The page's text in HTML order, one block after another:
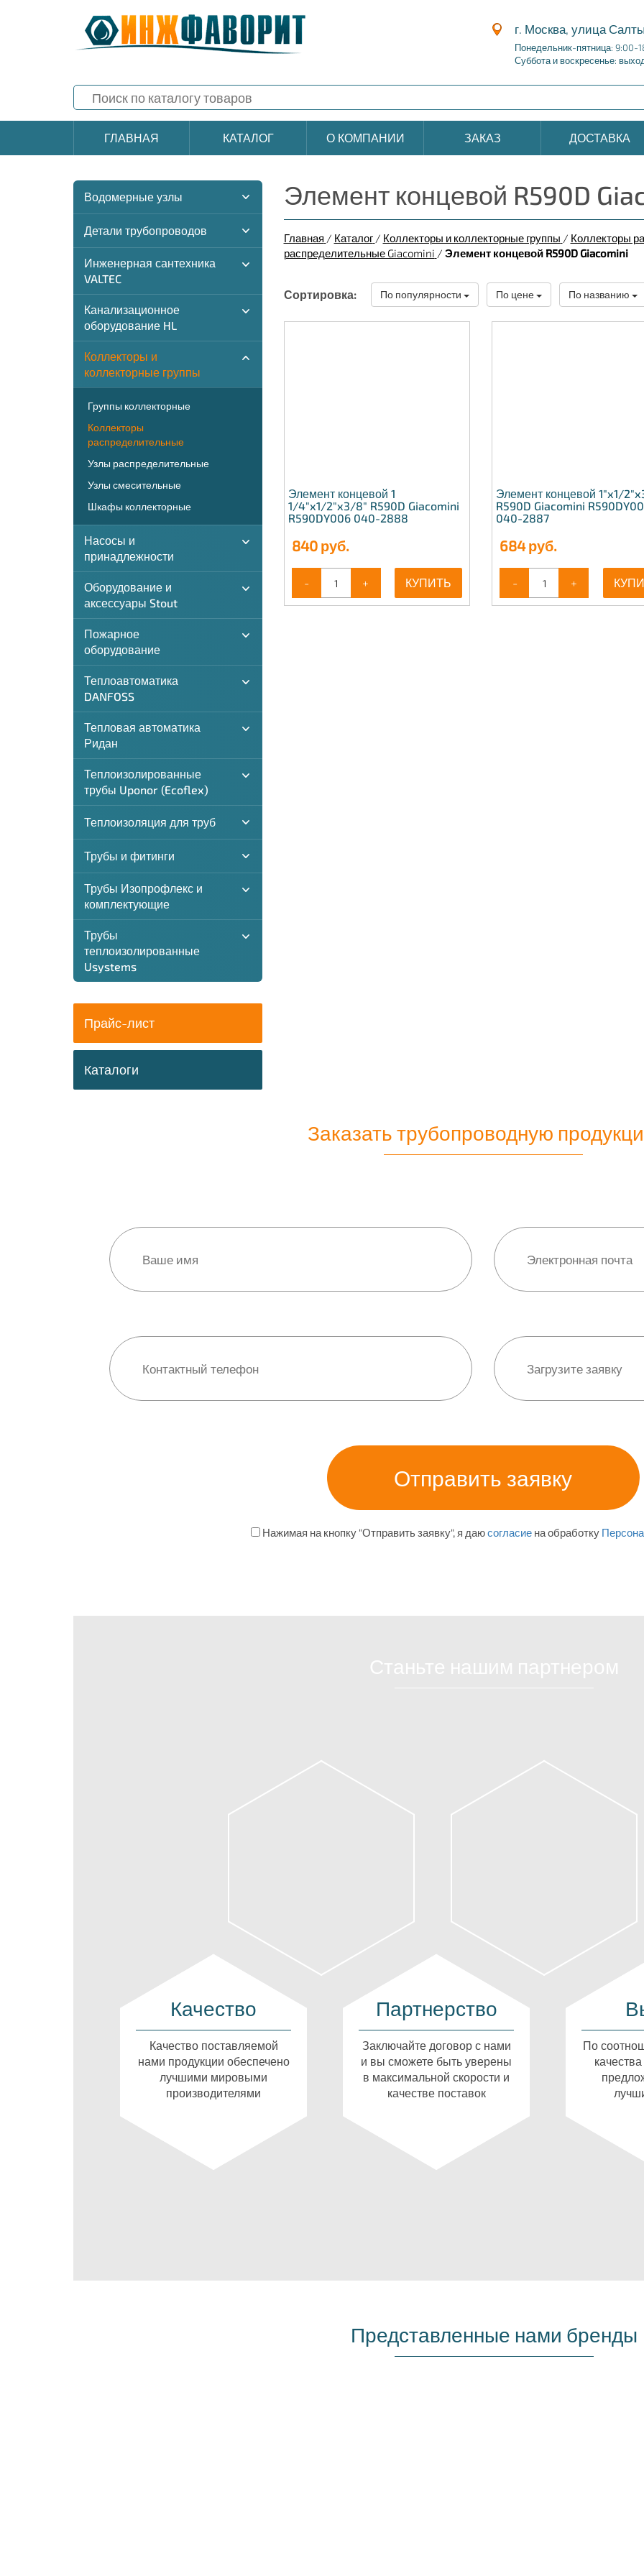
г. Москва, улица
Понедельник-пятница: 9:00-
Суббота и воскресенье:
ГЛАВНАЯ КАТАЛОГ О КОМПАНИИ ЗАКАЗ ДОСТАВКА
Водомерные узлы
Детали трубопроводов
Инженерная сантехника
VALTEC
Канализационное
оборудование HL
Коллекторы и
коллекторные группы
Группы коллекторные
Коллекторы
распределительные
Узлы распределительные
Узлы смесительные
Шкафы коллекторные
Насосы и
принадлежности
Оборудование и
аксессуары Stout
Пожарное
оборудование
Теплоавтоматика
DANFOSS
Тепловая автоматика
Ридан
Теплоизолированные
трубы Uponor (Ecoflex)
Теплоизоляция для труб
Трубы и фитинги
Трубы Изопрофлекс и
комплектующие
Трубы
теплоизолированные
Usystems
Прайс-лист
Каталоги
Элемент концевой R590D
Главная / Каталог / Коллекторы и коллекторные группы / Коллекторы
распределительные Giacomini / Элемент концевой R590D Giacomini
Сортировка: По популярности По цене По названию
Элемент концевой 1
1/4"x1/2"x3/8" R590D Giacomini
R590DY006 040-2888
840руб.
- + КУПИТЬ
Элемент концевой 1"x1/
R590D Giacomini
040-2887
684руб.
- +
Заказать трубопроводную
Нажимая на кнопку "Отправить заявку", я даюсогласие на обработку
Качество
Качество поставляемой
нами продукции обеспечено
лучшими мировыми
производителями
Партнерство
Заключайте договор с нами
и вы сможете быть уверены
в максимальной скорости и
качестве поставок
По
Представленные нами бренды